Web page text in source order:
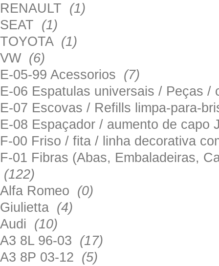
RENAULT (1)
SEAT (1)
TOYOTA (1)
VW (6)
E-05-99 Acessorios (7)
E-06 Espatulas universais / Peças
E-07 Escovas / Refills limpa-para-
E-08 Espaçador / aumento de
F-00 Friso / fita / linha decorativa
F-01 Fibras (Abas, Embaladeiras,
(122)
Alfa Romeo (0)
Giulietta (4)
Audi (10)
A3 8L 96-03 (17)
A3 8P 03-12 (5)